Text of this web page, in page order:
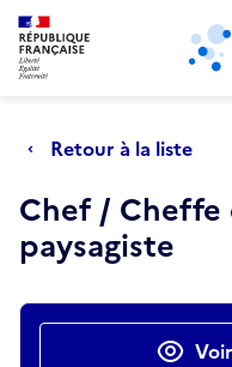
Aller au menu principal
Retour à la liste
Chef /
paysagiste
Actions rapides
Retour au début de la
Panneau de gestion des